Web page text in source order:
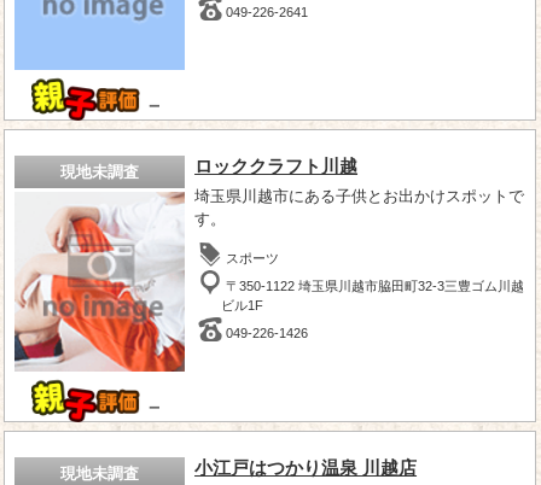
－
049-226-2641
現地未調査
－
ロッククラフト川越
埼玉県川越市にある子供とお出かけスポットで
す。
スポーツ
〒350-1122 埼玉県川越市脇田町32-3三豊ゴム川越
ビル1F
049-226-1426
現地未調査 小江戸はつかり温泉 川越店